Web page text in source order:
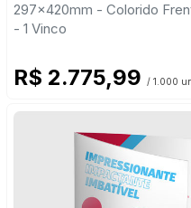
297x420mm - Colorido
- 1 Vinco
R$ 2.775,99 / 1.000